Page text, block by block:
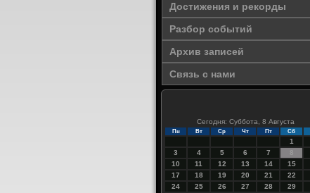
Достижения и рекорды
Разбор событий
Архив записей
Связь с нами
Сегодня: Суббота, 8 Августа
Пн Вт Ср Чт Пт Сб
1
3
4 5 6 7 8
10
11 12 13 14 15
17
18 19 20 21 22
24
25 26 27 28 29